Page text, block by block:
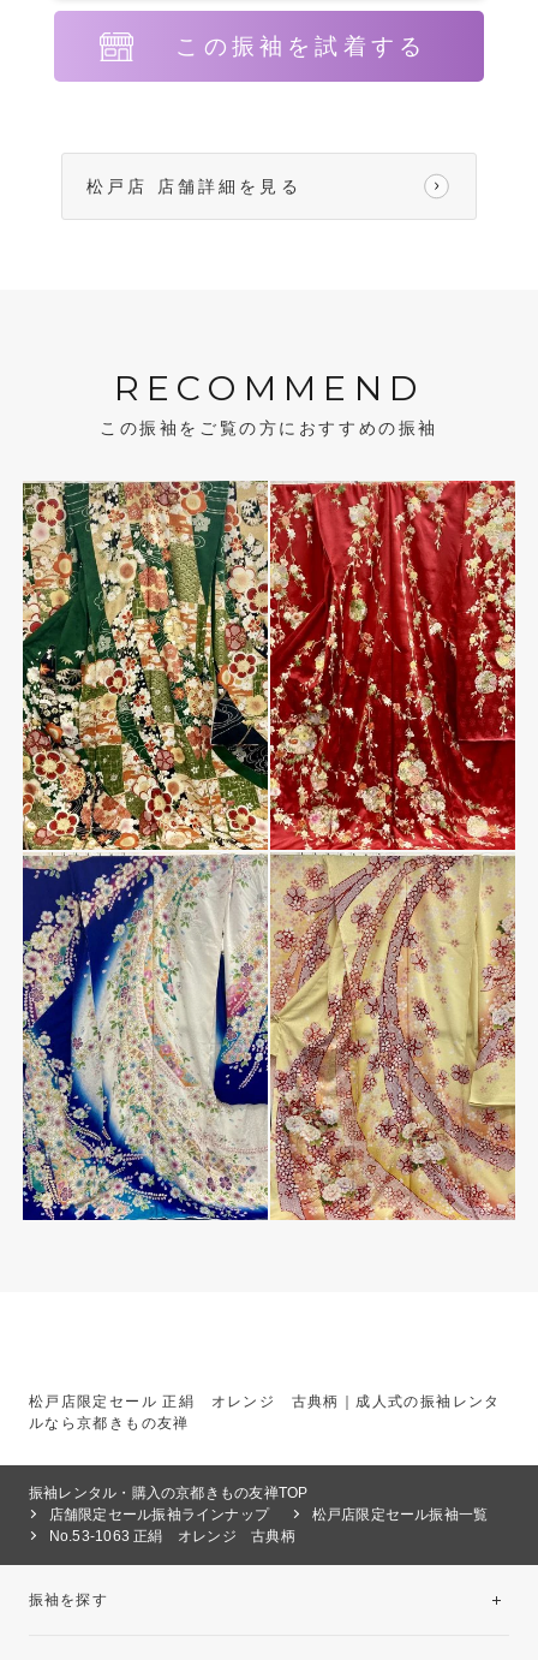
この振袖を試着する
松戸店 店舗詳細を見る
RECOMMEND
この振袖をご覧の方におすすめの振袖
松戸店限定セール 正絹 オレンジ 古典柄｜成人式の振袖レンタ
ルなら京都きもの友禅
振袖レンタル・購入の京都きもの友禅TOP
店舗限定セール振袖ラインナップ
松戸店限定セール振袖一覧
No.53‐1063 正絹 オレンジ 古典柄
振袖を探す